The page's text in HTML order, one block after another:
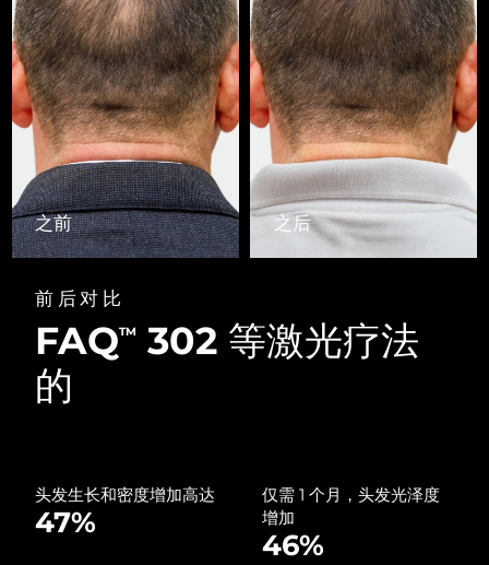
之前 之后
前后对比
FAQTM
302 等激光疗法
的
头发生长和密度增加高达
47%
仅需 1 个月，头发光泽度
增加
46%
ESPADA™ 设备
All acne treatment devices
眼部护理设备
All revitalizing eye massagers
KIWI™ 皮肤护理
Advanced pore care essentials
LUNA™ Dual-Peptide Scalp
Serum
For healthy hair
issa™ Teeth Whitening Gel
18% PAP
护肤品 男士
全部购买
FOREO APP
关于我们
马恩岛 预计送达日期8/11/26
以色列 预计送达日期8/13/26
意大利 预计送达日期8/9/26
日本 预计送达日期 8/12/26
泽西岛 预计送达日期
哈萨克斯坦
科威特 预计送达日期8/9/26
拉脱维亚
立陶宛 预计送达日期8/9/26
预计送达日期